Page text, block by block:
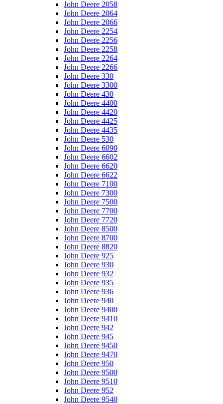
John Deere 2058
John Deere 2064
John Deere 2066
John Deere 2254
John Deere 2256
John Deere 2258
John Deere 2264
John Deere 2266
John Deere 330
John Deere 3300
John Deere 430
John Deere 4400
John Deere 4420
John Deere 4425
John Deere 4435
John Deere 530
John Deere 6090
John Deere 6602
John Deere 6620
John Deere 6622
John Deere 7100
John Deere 7300
John Deere 7500
John Deere 7700
John Deere 7720
John Deere 8500
John Deere 8700
John Deere 8820
John Deere 925
John Deere 930
John Deere 932
John Deere 935
John Deere 936
John Deere 940
John Deere 9400
John Deere 9410
John Deere 942
John Deere 945
John Deere 9450
John Deere 9470
John Deere 950
John Deere 9500
John Deere 9510
John Deere 952
John Deere 9540